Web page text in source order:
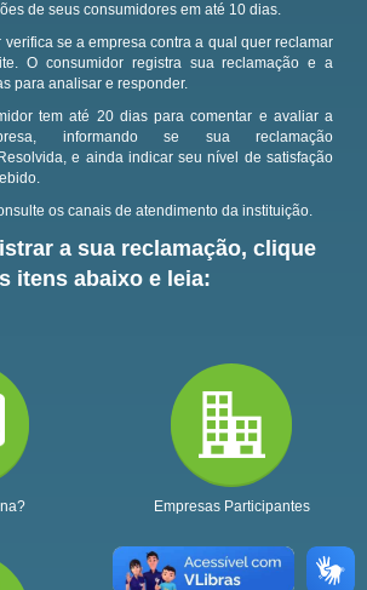
de seus consumidores em até 10 dias.
verifica se a empresa contra a qual quer reclamar
O consumidor registra sua reclamação e a
para analisar e responder.
tem até 20 dias para comentar e avaliar a
informando se sua reclamação
e ainda indicar seu nível de satisfação
os canais de atendimento da instituição.
a sua reclamação, clique
itens abaixo e leia:
Empresas Participantes